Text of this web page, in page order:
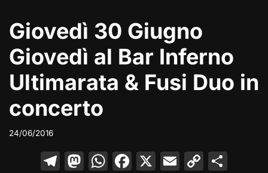
Giovedì 30 Giugno
Giovedì al Bar Inferno
Ultimarata & Fusi Duo in
concerto
24/06/2016
T M W F X E C